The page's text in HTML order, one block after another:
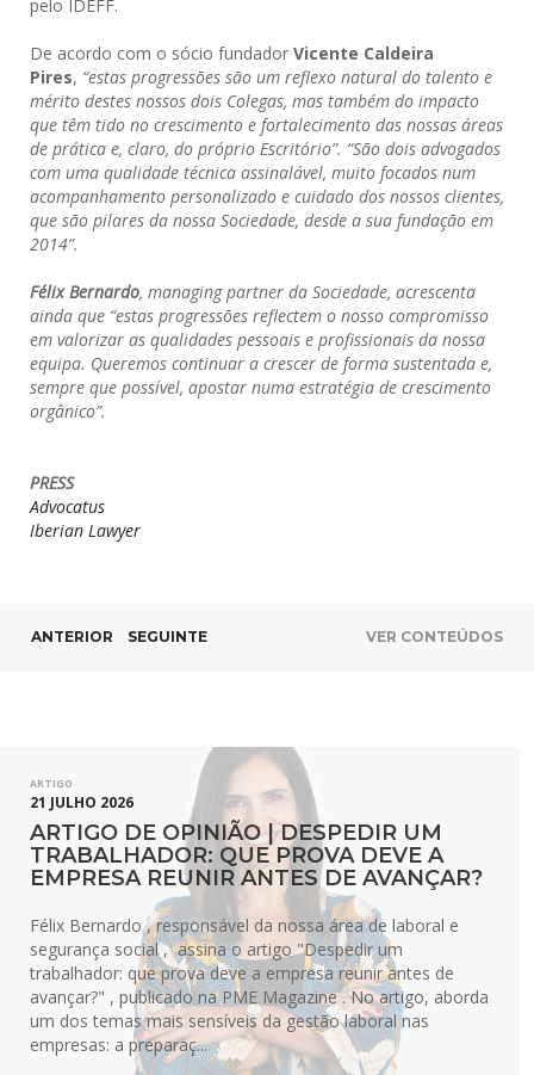
pelo IDEFF.
De acordo com o sócio fundador Vicente Caldeira
Pires, “estas progressões são um reflexo natural do talento e
mérito destes nossos dois Colegas, mas também do impacto
que têm tido no crescimento e fortalecimento das nossas áreas
de prática e, claro, do próprio Escritório”. “São dois advogados
com uma qualidade técnica assinalável, muito focados num
acompanhamento personalizado e cuidado dos nossos clientes,
que são pilares da nossa Sociedade, desde a sua fundação em
2014”.
Félix Bernardo, managing partner da Sociedade, acrescenta
ainda que “estas progressões reflectem o nosso compromisso
em valorizar as qualidades pessoais e profissionais da nossa
equipa. Queremos continuar a crescer de forma sustentada e,
sempre que possível, apostar numa estratégia de crescimento
orgânico”.
PRESS
Advocatus
Iberian Lawyer
ANTERIOR SEGUINTE VER CONTEÚDOS
ARTIGO
21 JULHO 2026
ARTIGO DE OPINIÃO | DESPEDIR UM
TRABALHADOR: QUE PROVA DEVE A
EMPRESA REUNIR ANTES DE AVANÇAR?
Félix Bernardo , responsável da nossa área de laboral e
segurança social , assina o artigo "Despedir um
trabalhador: que prova deve a empresa reunir antes de
avançar?" , publicado na PME Magazine . No artigo, aborda
um dos temas mais sensíveis da gestão laboral nas
empresas: a preparaç...